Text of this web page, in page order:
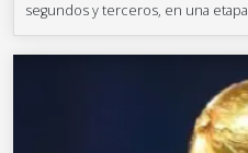
segundos y terceros, en una